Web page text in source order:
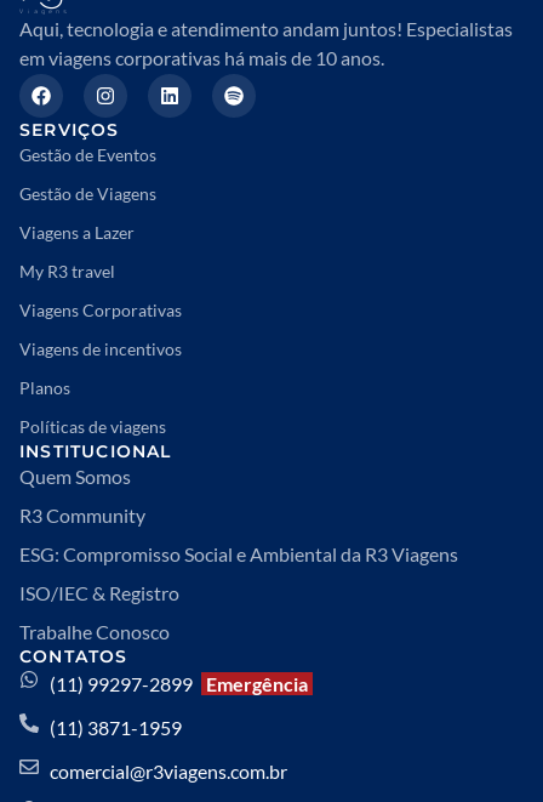
Aqui, tecnologia e atendimento andam juntos! Especialistas
em viagens corporativas há mais de 10 anos.
SERVIÇOS
Gestão de Eventos
Gestão de Viagens
Viagens a Lazer
My R3 travel
Viagens Corporativas
Viagens de incentivos
Planos
Políticas de viagens
INSTITUCIONAL
Quem Somos
R3 Community
ESG: Compromisso Social e Ambiental da R3 Viagens
ISO/IEC & Registro
Trabalhe Conosco
CONTATOS
(11) 99297-2899
Emergência
(11) 3871-1959
comercial@r3viagens.com.br